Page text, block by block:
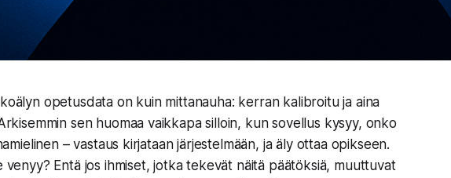
opetusdata on kuin mittanauha: kerran kalibroitu ja aina
sen huomaa vaikkapa silloin, kun sovellus kysyy, onko
– vastaus kirjataan järjestelmään, ja äly ottaa opikseen.
venyy? Entä jos ihmiset, jotka tekevät näitä päätöksiä, muuttuvat